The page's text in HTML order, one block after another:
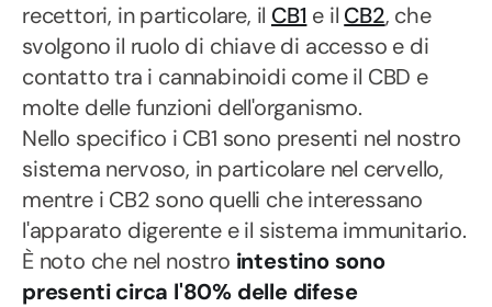
recettori, in particolare, il CB1 e il CB2, che
svolgono il ruolo di chiave di accesso e di
contatto tra i cannabinoidi come il CBD e
molte delle funzioni dell'organismo.
Nello specifico i CB1 sono presenti nel nostro
sistema nervoso, in particolare nel cervello,
mentre i CB2 sono quelli che interessano
l'apparato digerente e il sistema immunitario.
È noto che nel nostro intestino sono
presenti circa l'80% delle difese